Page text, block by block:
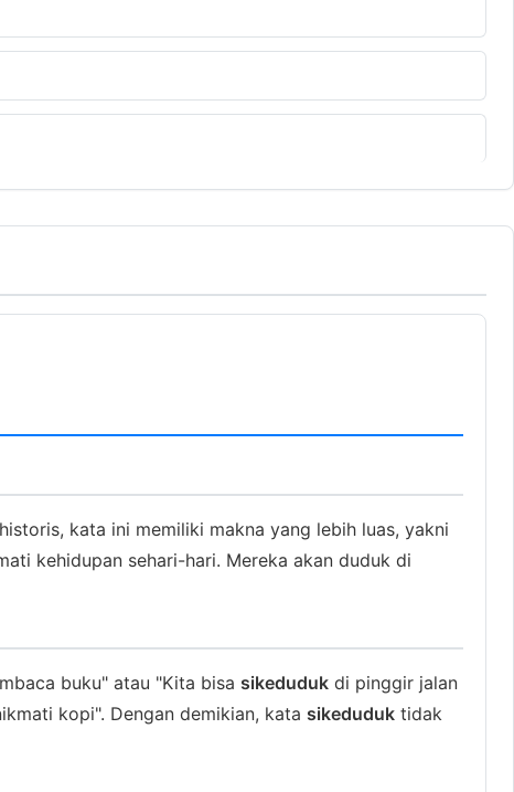
kata ini memiliki makna yang lebih luas, yakni
kehidupan sehari-hari. Mereka akan duduk di
buku" atau "Kita bisa sikeduduk di pinggir jalan
kopi". Dengan demikian, kata sikeduduk tidak